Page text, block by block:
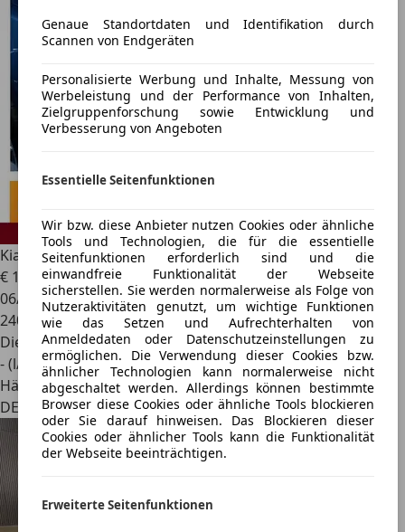
Genaue Standortdaten und Identifikation durch
Scannen von Endgeräten
Personalisierte Werbung und Inhalte, Messung von
Werbeleistung und der Performance von Inhalten,
Zielgruppenforschung sowie Entwicklung und
Verbesserung von Angeboten
Essentielle Seitenfunktionen
Wir bzw. diese Anbieter nutzen Cookies oder ähnliche
Tools und Technologien, die für die essentielle
Seitenfunktionen erforderlich sind und die
einwandfreie Funktionalität der Webseite
sicherstellen. Sie werden normalerweise als Folge von
Nutzeraktivitäten genutzt, um wichtige Funktionen
wie das Setzen und Aufrechterhalten von
Anmeldedaten oder Datenschutzeinstellungen zu
ermöglichen. Die Verwendung dieser Cookies bzw.
ähnlicher Technologien kann normalerweise nicht
abgeschaltet werden. Allerdings können bestimmte
Browser diese Cookies oder ähnliche Tools blockieren
oder Sie darauf hinweisen. Das Blockieren dieser
Cookies oder ähnlicher Tools kann die Funktionalität
der Webseite beeinträchtigen.
Erweiterte Seitenfunktionen
Kia CarnivalII 2.9 CRDi EX
€ 1.490
06/2005
240.000 km
Diesel
- (l/100 km)
Händler
DE 44319